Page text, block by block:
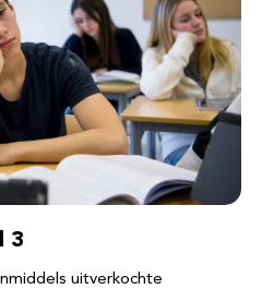
3
uitverkochte